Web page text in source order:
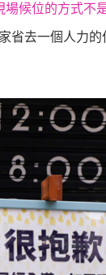
場候位的方式不
省去一個人力的